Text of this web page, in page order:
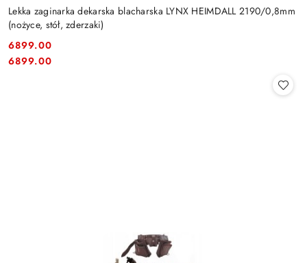
Lekka zaginarka dekarska blacharska LYNX HEIMDALL 2190/0,8mm
(nożyce, stół, zderzaki)
Cena:
6899.00
Cena:
6899.00